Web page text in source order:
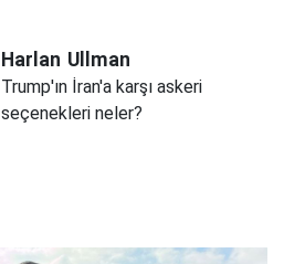
Harlan Ullman
Trump'ın İran'a karşı askeri
seçenekleri neler?